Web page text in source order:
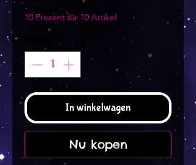
10 Prozent für 10 Artikel
In winkelwagen
Nu kopen